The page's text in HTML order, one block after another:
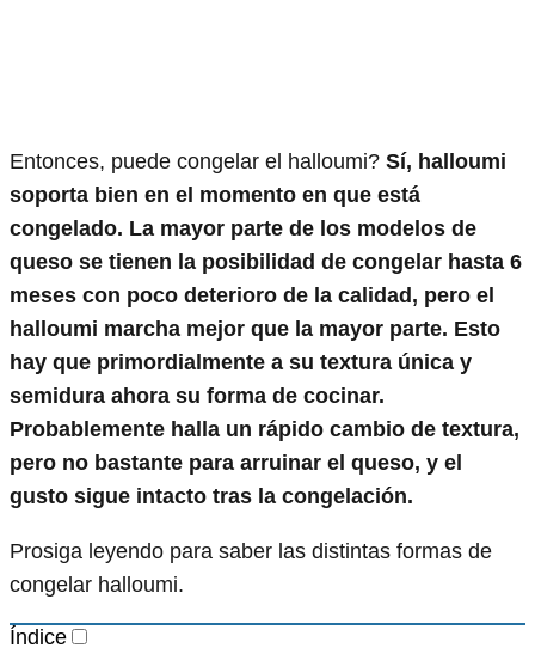
Entonces, puede congelar el halloumi? Sí, halloumi
soporta bien en el momento en que está
congelado. La mayor parte de los modelos de
queso se tienen la posibilidad de congelar hasta 6
meses con poco deterioro de la calidad, pero el
halloumi marcha mejor que la mayor parte. Esto
hay que primordialmente a su textura única y
semidura ahora su forma de cocinar.
Probablemente halla un rápido cambio de textura,
pero no bastante para arruinar el queso, y el
gusto sigue intacto tras la congelación.
Prosiga leyendo para saber las distintas formas de
congelar halloumi.
Índice